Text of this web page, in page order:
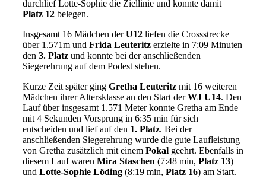
durchlief Lotte-Sophie die Ziellinie und konnte damit
Platz 12belegen.
Insgesamt 16 Mädchen derU12liefen die Crossstrecke
über 1.571m und Frida Leuteritzerzielte in 7:09 Minuten
den 3. Platzund konnte bei der anschließenden
Siegerehrung auf dem Podest stehen.
Kurze Zeit später ging Gretha Leuteritzmit 16 weiteren
Mädchen ihrer Altersklasse an den Start derWJ U14. Den
Lauf über insgesamt 1.571 Meter konnte Gretha am Ende
mit 4 Sekunden Vorsprung in 6:35 min für sich
entscheiden und lief auf den 1. Platz. Bei der
anschließenden Siegerehrung wurde die gute Laufleistung
von Gretha zusätzlich mit einem Pokalgeehrt. Ebenfalls in
diesem Lauf waren Mira Staschen (7:48 min, Platz 13)
und Lotte-Sophie Löding(8:19 min, Platz 16) am Start.